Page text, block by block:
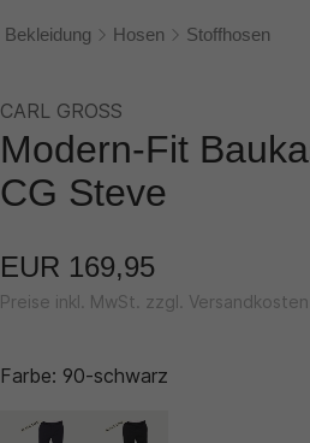
Bekleidung Hosen Stoffhosen
CARL GROSS
Modern-Fit
CG Steve
EUR 169,95
Preise inkl. MwSt. zzgl. Versandkosten
Farbe: 90-schwarz